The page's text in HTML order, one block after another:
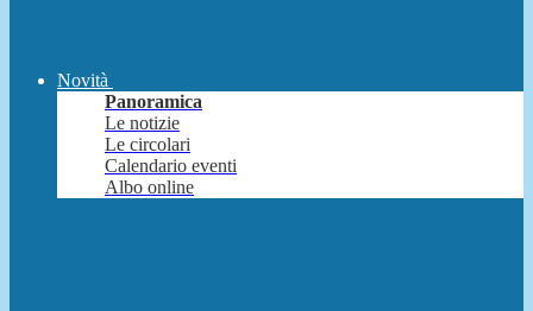
Novità
Panoramica
Le notizie
Le circolari
Calendario eventi
Albo online